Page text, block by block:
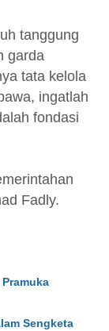
tanggung
garda
tata kelola
ingatlah
fondasi
Fadly.
Sengketa